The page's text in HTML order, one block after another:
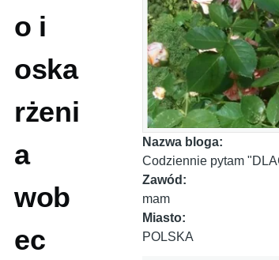
o i
oska
rżeni
a
wob
ec
Nazwa bloga:
Codziennie pytam
Zawód:
mam
Miasto:
POLSKA